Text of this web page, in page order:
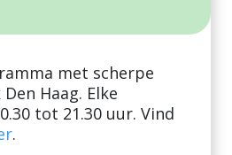
met scherpe
Haag. Elke
tot 21.30 uur. Vind
.